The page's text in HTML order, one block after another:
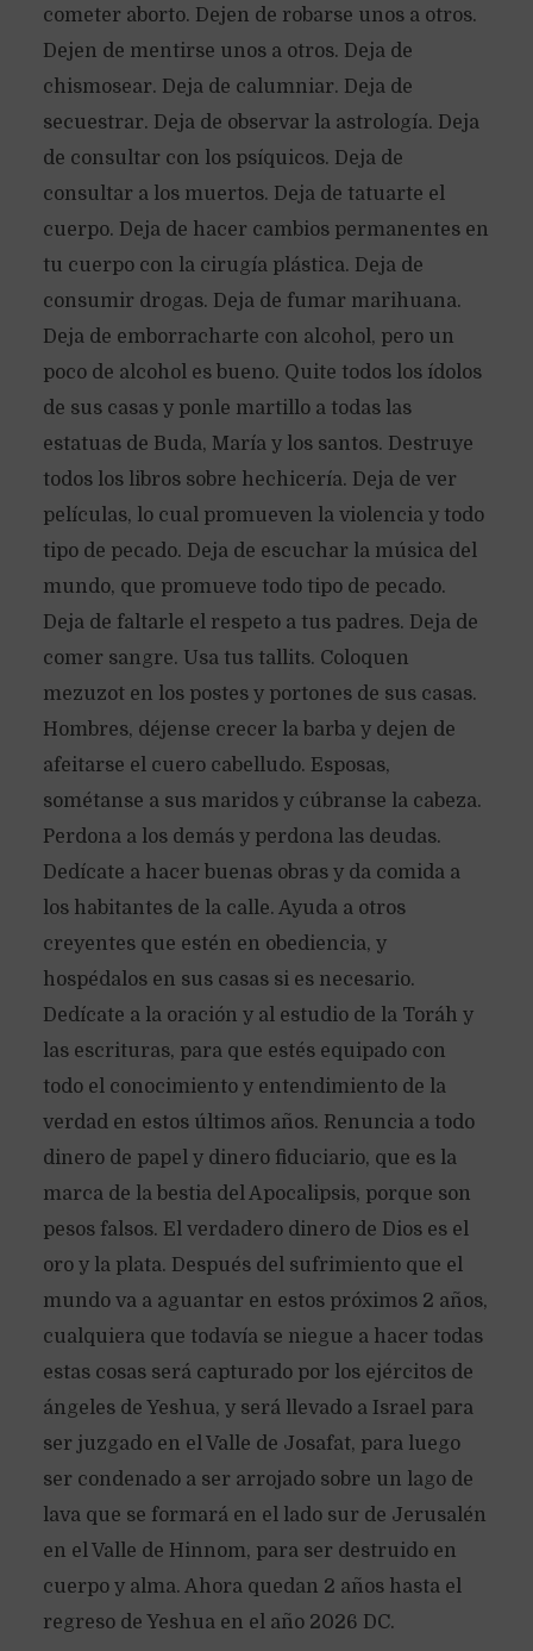
cometer aborto. Dejen de robarse unos a otros.
Dejen de mentirse unos a otros. Deja de
chismosear. Deja de calumniar. Deja de
secuestrar. Deja de observar la astrología. Deja
de consultar con los psíquicos. Deja de
consultar a los muertos. Deja de tatuarte el
cuerpo. Deja de hacer cambios permanentes en
tu cuerpo con la cirugía plástica. Deja de
consumir drogas. Deja de fumar marihuana.
Deja de emborracharte con alcohol, pero un
poco de alcohol es bueno. Quite todos los ídolos
de sus casas y ponle martillo a todas las
estatuas de Buda, María y los santos. Destruye
todos los libros sobre hechicería. Deja de ver
películas, lo cual promueven la violencia y todo
tipo de pecado. Deja de escuchar la música del
mundo, que promueve todo tipo de pecado.
Deja de faltarle el respeto a tus padres. Deja de
comer sangre. Usa tus tallits. Coloquen
mezuzot en los postes y portones de sus casas.
Hombres, déjense crecer la barba y dejen de
afeitarse el cuero cabelludo. Esposas,
sométanse a sus maridos y cúbranse la cabeza.
Perdona a los demás y perdona las deudas.
Dedícate a hacer buenas obras y da comida a
los habitantes de la calle. Ayuda a otros
creyentes que estén en obediencia, y
hospédalos en sus casas si es necesario.
Dedícate a la oración y al estudio de la Toráh y
las escrituras, para que estés equipado con
todo el conocimiento y entendimiento de la
verdad en estos últimos años. Renuncia a todo
dinero de papel y dinero fiduciario, que es la
marca de la bestia del Apocalipsis, porque son
pesos falsos. El verdadero dinero de Dios es el
oro y la plata. Después del sufrimiento que el
mundo va a aguantar en estos próximos 2 años,
cualquiera que todavía se niegue a hacer todas
estas cosas será capturado por los ejércitos de
ángeles de Yeshua, y será llevado a Israel para
ser juzgado en el Valle de Josafat, para luego
ser condenado a ser arrojado sobre un lago de
lava que se formará en el lado sur de Jerusalén
en el Valle de Hinnom, para ser destruido en
cuerpo y alma. Ahora quedan 2 años hasta el
regreso de Yeshua en el año 2026 DC.